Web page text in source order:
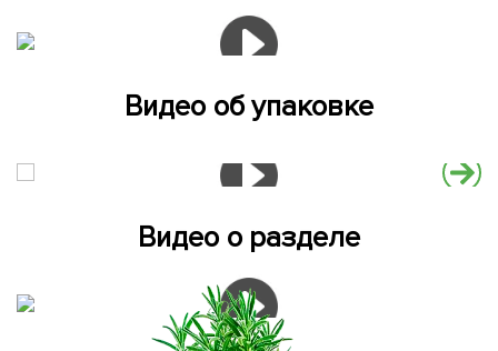
Видео об упаковке
Видео о разделе